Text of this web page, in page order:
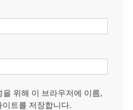
위해 이 브라우저에 이름,
트를 저장합니다.